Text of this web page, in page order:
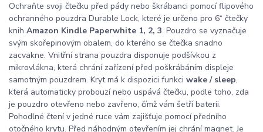
Ochraňte svoji čtečku před pády nebo škrábanci pomocí flipového
ochranného pouzdra Durable Lock, které je určeno pro 6“ čtečky
knih Amazon Kindle Paperwhite 1, 2, 3. Pouzdro se vyznačuje
svým skořepinovým obalem, do kterého se čtečka snadno
zacvakne. Vnitřní strana pouzdra disponuje podšívkou z
mikrovlákna, která chrání zařízení před poškrábáním displeje
samotným pouzdrem. Kryt má k dispozici funkci wake / sleep,
která automaticky probouzí nebo uspává čtečku, podle toho, zda
je pouzdro otevřeno nebo zavřeno, čímž vám šetří baterii.
Pohodlné čtení v jedné ruce vám zajišťuje pomocí předního
otočného krytu. Před náhodným otevřením jej chrání magnet. Je